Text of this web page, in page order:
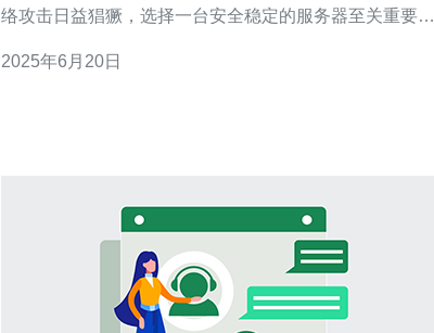
络攻击日益猖獗，选择一台安全稳定的服务器至关重要。
出，为用户提供可靠的网络保障。 高防服务器是一种专门
2025年6月20日